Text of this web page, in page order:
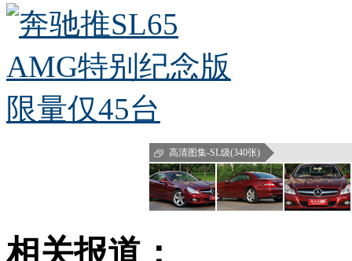
高清图集-SL级(340张)
相关报道：